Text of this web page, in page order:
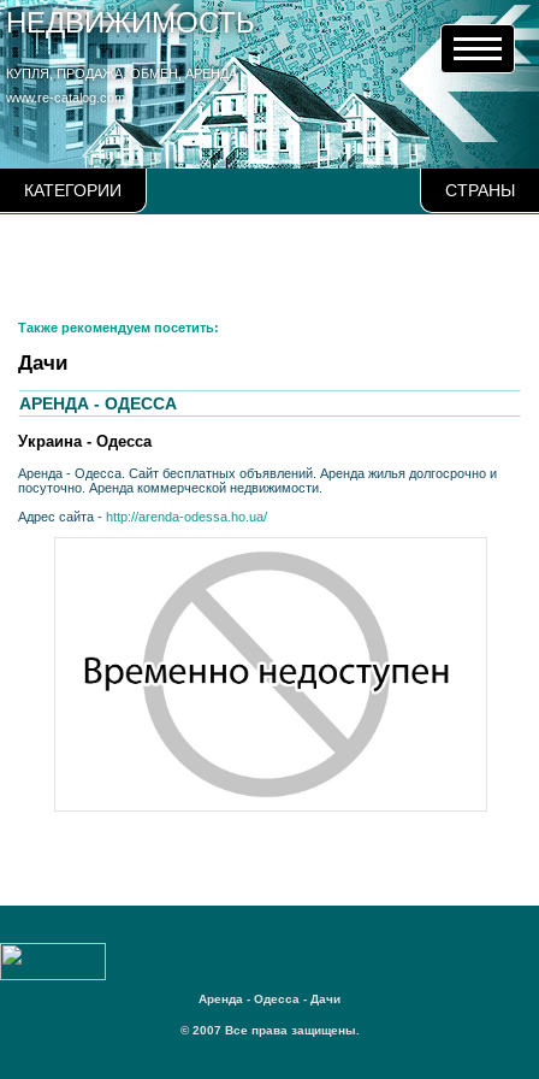
НЕДВИЖИМОСТЬ
КУПЛЯ, ПРОДАЖА, ОБМЕН, АРЕНДА
www.re-catalog.com
КАТЕГОРИИ СТРАНЫ
Также рекомендуем посетить:
Дачи
АРЕНДА - ОДЕССА
Украина - Одесса
Аренда - Одесса. Сайт бесплатных объявлений. Аренда жилья долгосрочно и
посуточно. Аренда коммерческой недвижимости.
Адрес сайта - http://arenda-odessa.ho.ua/
Аренда - Одесса - Дачи
© 2007 Все права защищены.